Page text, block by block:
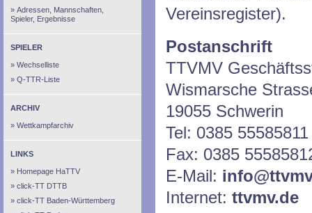
Adressen, Mannschaften,
Spieler, Ergebnisse
SPIELER
Wechselliste
Q-TTR-Liste
ARCHIV
Wettkampfarchiv
LINKS
Homepage HaTTV
click-TT DTTB
click-TT Baden-Württemberg
Vereinsregister).
Postanschrift
TTVMV
Wismarsche
19055 Schwerin
Tel: 0385 55585811
Fax: 0385
E-Mail:
Internet: ttvmv.de